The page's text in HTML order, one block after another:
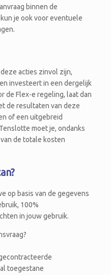
binnen de
je ook voor eventuele
acties zinvol zijn,
investeert in een dergelijk
de Flex-e regeling, laat dan
de resultaten van deze
of een uitgebreid
moet je, ondanks
de totale kosten
op basis van de gegevens
100%
in jouw gebruik.
toegestane